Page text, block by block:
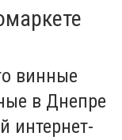
винные
в Днепре
интернет-